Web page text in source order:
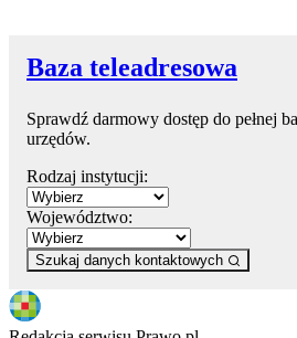
Baza teleadresowa
Sprawdź darmowy dostęp do pełnej
urzędów.
Rodzaj instytucji:
Województwo:
Szukaj danych kontaktowych